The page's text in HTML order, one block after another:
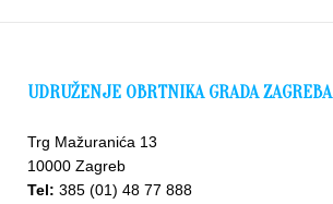
UDRUŽENJE OBRTNIKA GRADA ZAGREBA
Trg Mažuranića 13
10000 Zagreb
Tel: 385 (01) 48 77 888